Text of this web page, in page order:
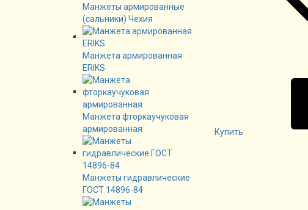
Манжеты армированные
(сальники) Чехия
Манжета армированная
ERIKS
Манжета фторкаучуковая
армированная
Манжеты гидравлические
ГОСТ 14896-84
Купить